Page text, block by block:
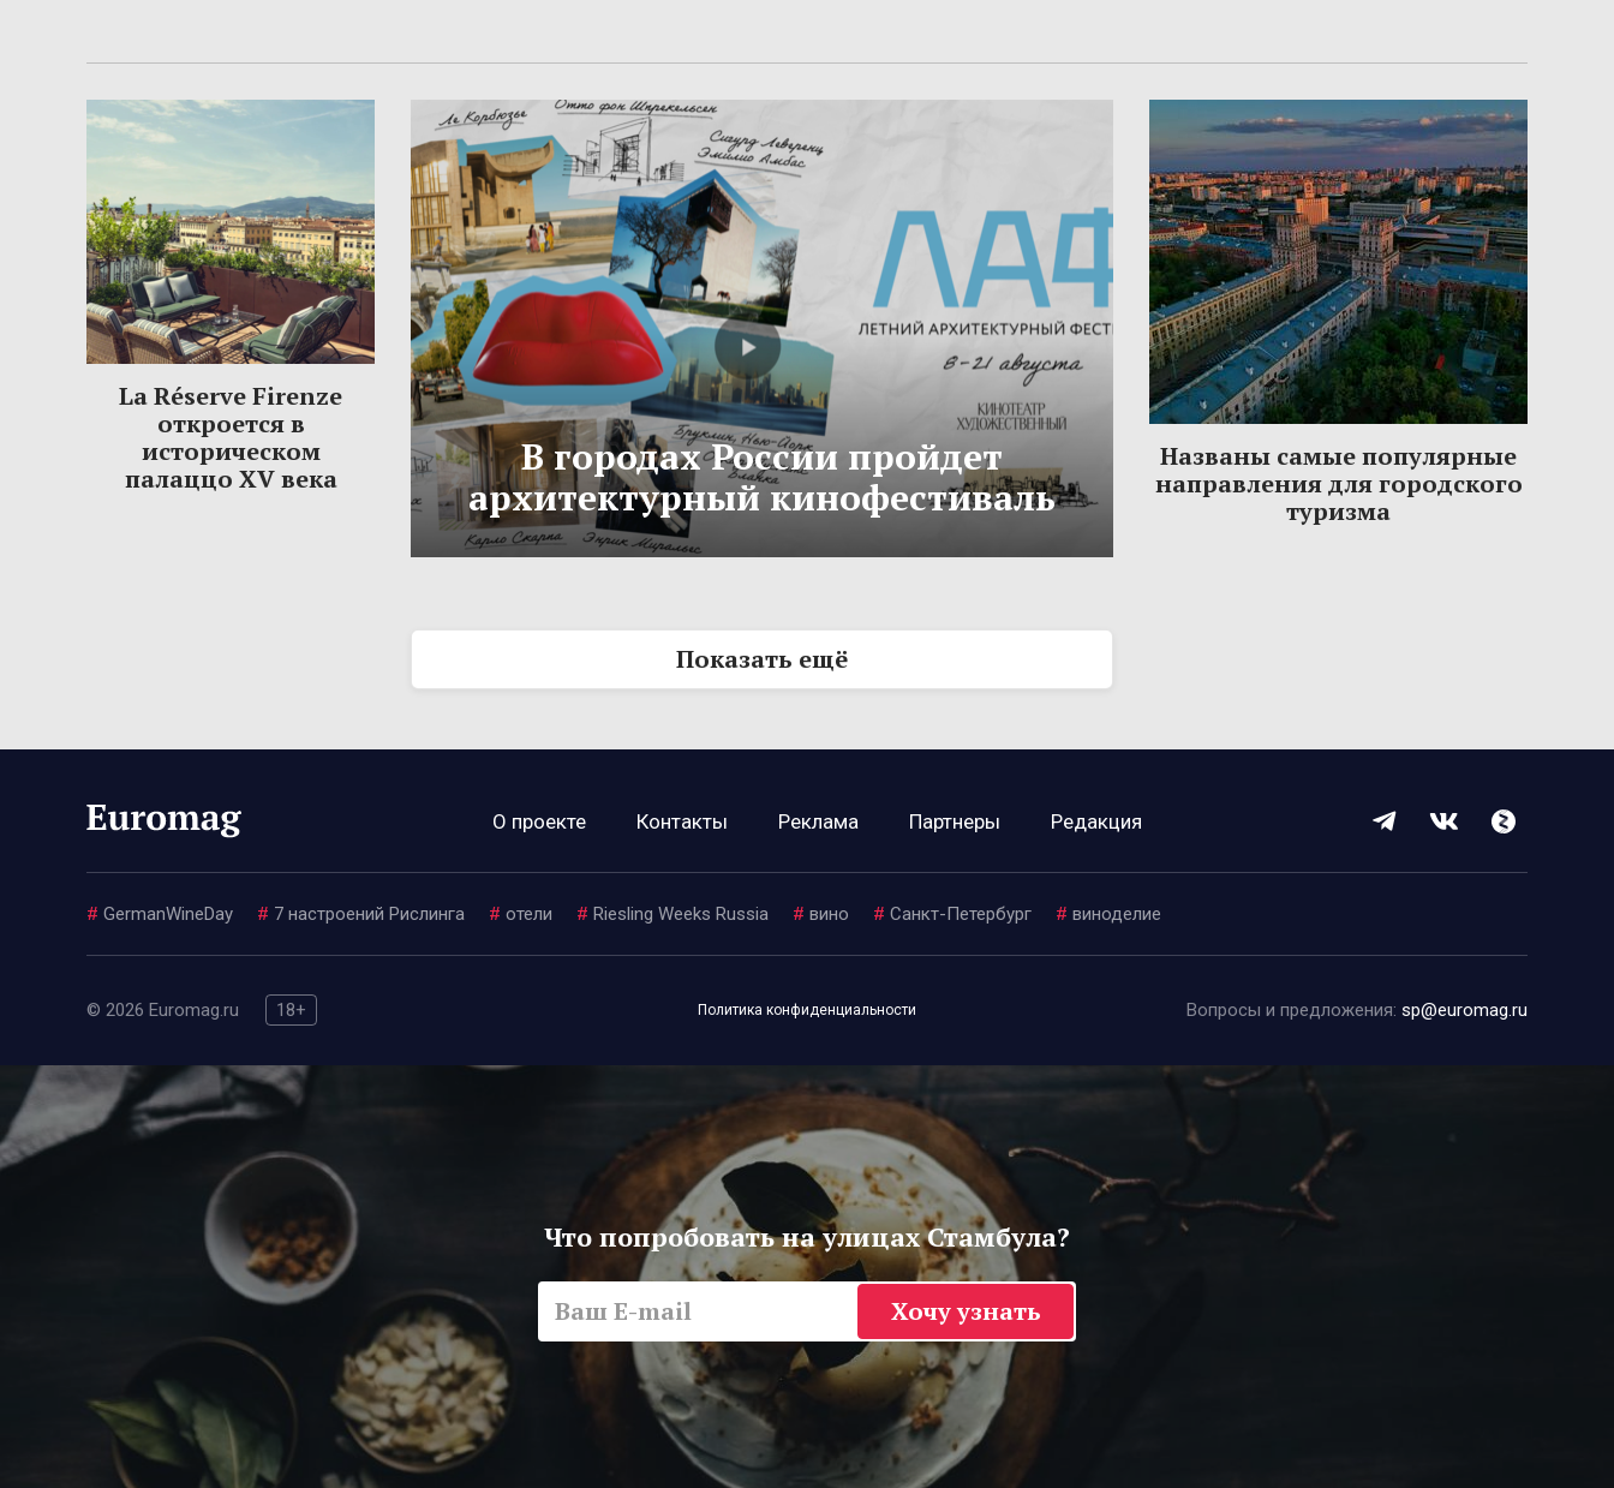
La Réserve Firenze
откроется в
историческом
палаццо XV века
В городах России пройдет
архитектурный кинофестиваль
Названы самые популярные
направления для городского
туризма
Показать ещё
О проекте Контакты Реклама Партнеры Редакция
# GermanWineDay # 7 настроений Рислинга # отели # Riesling Weeks Russia # вино # Санкт-Петербург # виноделие
© 2026 Euromag.ru 18+ Политика конфиденциальности Вопросы и предложения: sp@euromag.ru
Что попробовать на улицах Стамбула?
Хочу узнать